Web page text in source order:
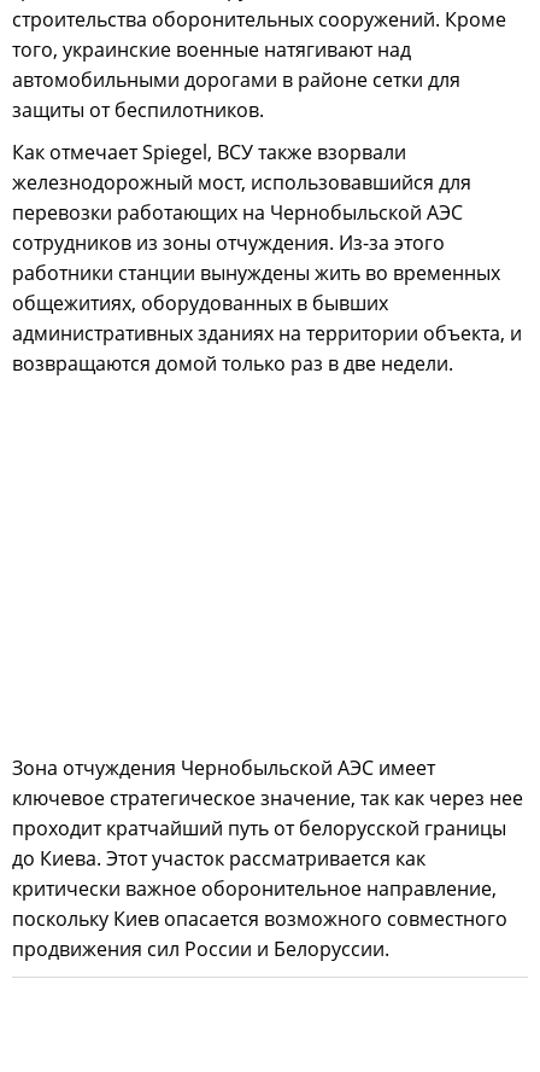
строительства оборонительных сооружений. Кроме
того, украинские военные натягивают над
автомобильными дорогами в районе сетки для
защиты от беспилотников.
Как отмечает Spiegel, ВСУ также взорвали
железнодорожный мост, использовавшийся для
перевозки работающих на Чернобыльской АЭС
сотрудников из зоны отчуждения. Из-за этого
работники станции вынуждены жить во временных
общежитиях, оборудованных в бывших
административных зданиях на территории объекта, и
возвращаются домой только раз в две недели.
Зона отчуждения Чернобыльской АЭС имеет
ключевое стратегическое значение, так как через нее
проходит кратчайший путь от белорусской границы
до Киева. Этот участок рассматривается как
критически важное оборонительное направление,
поскольку Киев опасается возможного совместного
продвижения сил России и Белоруссии.